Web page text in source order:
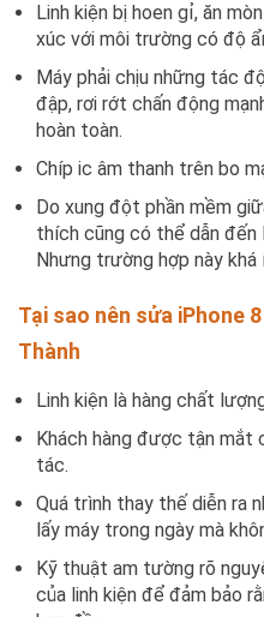
Linh kiện bị hoen gỉ, ăn
xúc với môi trường có độ
Máy phải chịu những tác
đập, rơi rớt chấn động
hoàn toàn.
Chíp ic âm thanh trên bo
Do xung đột phần mềm
thích cũng có thể dẫn đến
Nhưng trường hợp này
Tại sao nên sửa iPhone
Thành
Linh kiện là hàng chất
Khách hàng được tận mắt
tác.
Quá trình thay thế diễn ra
lấy máy trong ngày mà
Kỹ thuật am tường rõ
của linh kiện để đảm bảo